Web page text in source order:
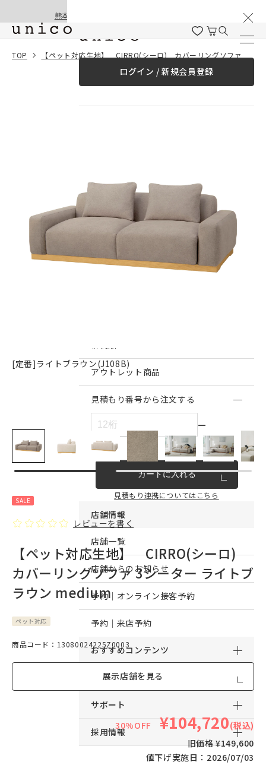
熊本地震の影響による配送遅延と停止について
ログイン / 新規会員登録
カーテン
ファブリック雑貨
アウトレット商品
見積もり番号から注文する
ー
カートに入れる
見積もり連携についてはこちら
店舗情報
店舗一覧
店舗からのお知らせ
予約｜オンライン接客予約
予約｜来店予約
おすすめコンテンツ
サービス
サポート
採用情報
TOP 【ペット対応生地】 CIRRO(シーロ) カバーリングソファ 3シーター ライトブラウン medium
一緒に購入する
[定番]ライトブラウン(J108B)
SALE
レビューを書く
【ペット対応生地】 CIRRO(シーロ)
カバーリングソファ 3シーター ライトブ
ラウン medium
ペット対応
商品コード：13080024225Z0003
展示店舗を見る
30%OFF ¥104,720(税込)
旧価格 ¥149,600
値下げ実施日： 2026/07/03